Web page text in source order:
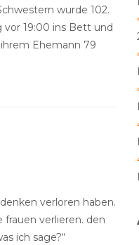
wurde 102.
vor 19:00 ins Bett und
Ehemann 79
verloren haben.
frauen verlieren. den
ich sage?“